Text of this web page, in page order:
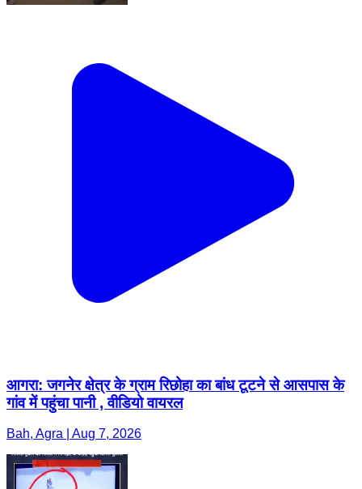
आगरा: जगनेर क्षेत्र के ग्राम रिछोहा का बांध टूटने से आसपास के
गांव में पहुंचा पानी , वीडियो वायरल
Bah, Agra | Aug 7, 2026